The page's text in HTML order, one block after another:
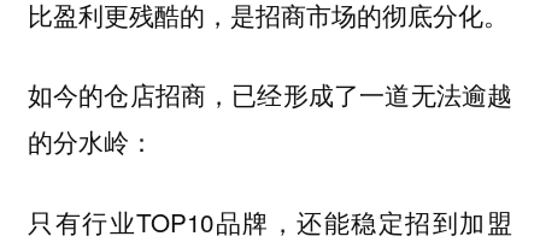
比盈利更残酷的，是招商市场的彻底分化。
如今的仓店招商，已经形成了一道无法逾越
的分水岭：
只有行业TOP10品牌，还能稳定招到加盟